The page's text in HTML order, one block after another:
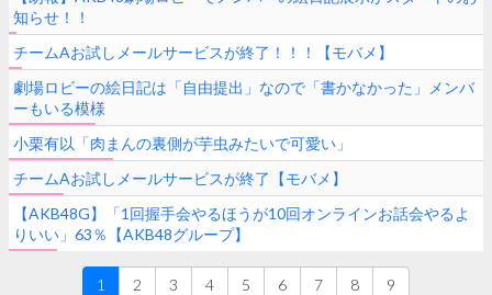
知らせ！！
チームAお試しメールサービスが終了！！！【モバメ】
劇場ロビーの絵日記は「自由提出」なので「書かなかった」メンバ
ーもいる模様
小栗有以「肉まんの裏側が芋虫みたいで可愛い」
チームAお試しメールサービスが終了【モバメ】
【AKB48G】「1回握手会やるほうが10回オンラインお話会やるよ
りいい」63％【AKB48グループ】
1 2 3 4 5 6 7 8 9